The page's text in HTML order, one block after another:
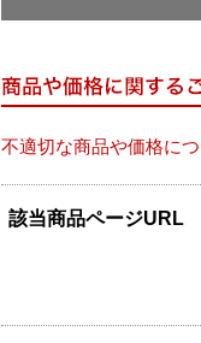
不適切な商品や価格に
該当商品ページURL